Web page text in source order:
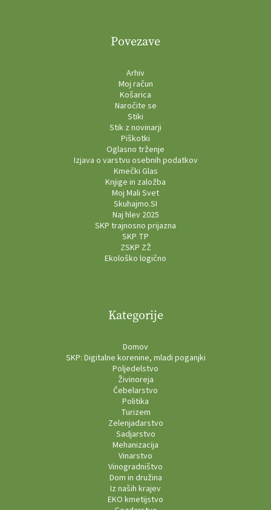
Povezave
Arhiv
Moj račun
Košarica
Naročite se
Stiki
Stik z novinarji
Piškotki
Oglasno trženje
Izjava o varstvu osebnih podatkov
Kmečki Glas
Knjige in založba
Moj Mali Svet
Skuhajmo.SI
Naj hlev 2025
SKP trajnosno prijazna
SKP TP
ZSKP ZŽ
Ekološko logično
Kategorije
Domov
SKP: Digitalne korenine, mladi poganjki
Poljedelstvo
Živinoreja
Čebelarstvo
Politika
Turizem
Zelenjadarstvo
Sadjarstvo
Mehanizacija
Vinarstvo
Vinogradništvo
Dom in družina
Iz naših krajev
EKO kmetijstvo